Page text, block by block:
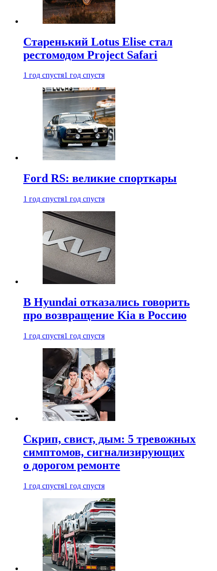
Старенький Lotus Elise стал
рестомодом Project Safari
1 год спустя1 год спустя
Ford RS: великие спорткары
1 год спустя1 год спустя
В Hyundai отказались говорить
про возвращение Kia в Россию
1 год спустя1 год спустя
Скрип, свист, дым: 5 тревожных
симптомов, сигнализирующих
о дорогом ремонте
1 год спустя1 год спустя